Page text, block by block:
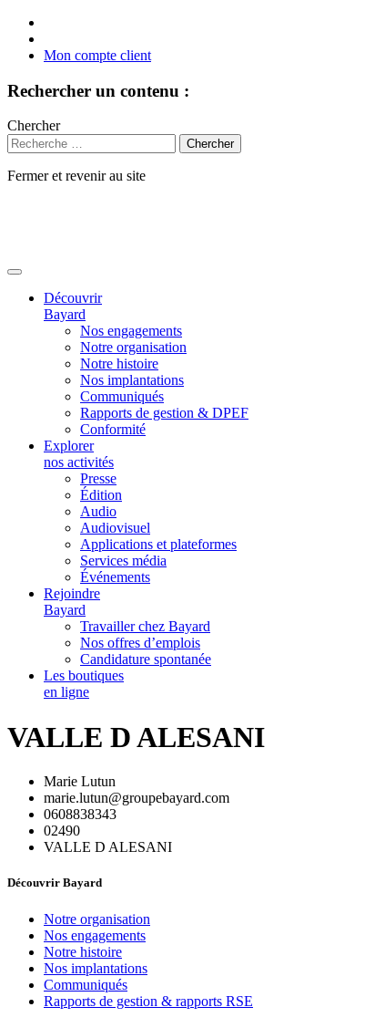
Mon compte client
Rechercher un contenu :
Chercher
Fermer et revenir au site
Découvrir
Bayard
Nos engagements
Notre organisation
Notre histoire
Nos implantations
Communiqués
Rapports de gestion & DPEF
Conformité
Explorer
nos activités
Presse
Édition
Audio
Audiovisuel
Applications et plateformes
Services média
Événements
Rejoindre
Bayard
Travailler chez Bayard
Nos offres d’emplois
Candidature spontanée
Les boutiques
en ligne
VALLE D ALESANI
Marie Lutun
marie.lutun@groupebayard.com
0608838343
02490
VALLE D ALESANI
Découvrir Bayard
Notre organisation
Nos engagements
Notre histoire
Nos implantations
Communiqués
Rapports de gestion & rapports RSE